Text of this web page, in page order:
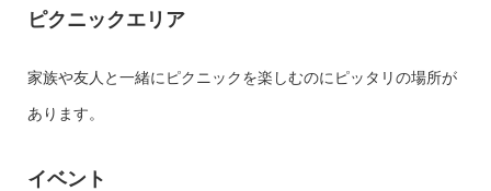
ピクニックエリア
家族や友人と一緒にピクニックを楽しむのにピッタリの場所が
あります。
イベント